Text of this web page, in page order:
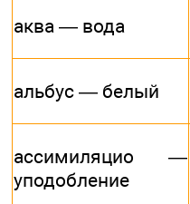
аква — вода
альбус — белый
ассимиляцио —
уподобление